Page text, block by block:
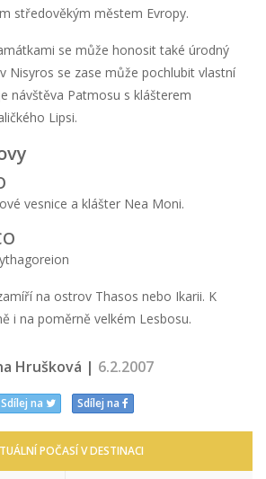
středověkým městem Evropy.
se může honosit také úrodný
Nisyros se zase může pochlubit vlastní
návštěva Patmosu s klášterem
Lipsi.
vesnice a klášter Nea Moni.
na ostrov Thasos nebo Ikarii. K
i na poměrně velkém Lesbosu.
Hrušková | 6.2.2007
Sdílej na Sdílej na
POČASÍ V DESTINACI